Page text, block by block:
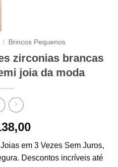
/ Brincos Pequenos
zirconias brancas
joia da moda
em 3 Vezes Sem Juros,
Descontos incríveis até